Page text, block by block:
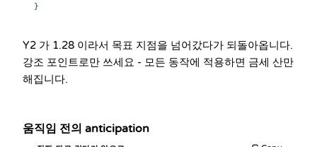
}
Y2 가 1.28 이라서 목표 지점을 넘어갔다가 되돌아옵니다.
강조 포인트로만 쓰세요 - 모든 동작에 적용하면 금세 산만
해집니다.
움직임 전의 anticipation